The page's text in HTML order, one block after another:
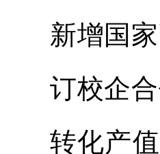
新增国
订校企
转化产